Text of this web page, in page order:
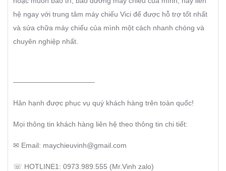
hệ ngay với trung tâm máy chiếu Vici để được hỗ trợ tốt nhất
và sửa chữa máy chiếu của mình một cách nhanh chóng và
chuyên nghiệp nhất.
———————————–
Hân hạnh được phục vụ quý khách hàng trên toàn quốc!
Mọi thông tin khách hàng liên hệ theo thông tin chi tiết:
✉ Email: maychieuvinh@gmail.com
☏ HOTLINE1: 0973.989.555 (Mr.Vinh zalo)